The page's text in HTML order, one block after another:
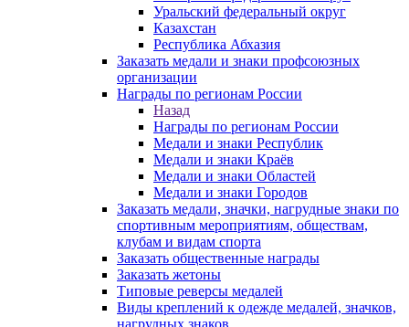
Уральский федеральный округ
Казахстан
Республика Абхазия
Заказать медали и знаки профсоюзных
организации
Награды по регионам России
Назад
Награды по регионам России
Медали и знаки Республик
Медали и знаки Краёв
Медали и знаки Областей
Медали и знаки Городов
Заказать медали, значки, нагрудные знаки по
спортивным мероприятиям, обществам,
клубам и видам спорта
Заказать общественные награды
Заказать жетоны
Типовые реверсы медалей
Виды креплений к одежде медалей, значков,
нагрудных знаков